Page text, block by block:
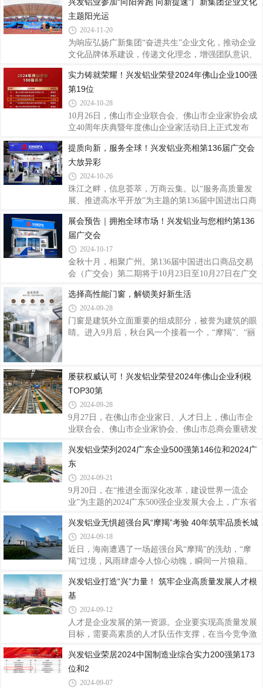
主要依据进行测序，并由专家审核委员会审定发布。
自2013年启动评选以来，已连续举办12年，每年度发
布
材制造商之一，也是国家制造业单项冠军企业和广东
省战略性产业集群重点产业链“链主”企业，长期坚守
实业，立足主业，打造绿色现代数智化铝挤压产业
链，本次携带多款高品质系统门窗、铝型材产品及解
决方案集中展示兴发铝业智造的创新成果和实力，深
链为主题的国家级展会，致力于推动全球产业链供应
链的合作与发展。兴发铝业紧抓全球市场
主题阳光运
2024-11-20
为响应弘扬广新集团“奋进共生”企业文化，推动企业
文化品牌体系建设，传递文化理念，增强团队意识、
向新提速”广新集团企业文化主题阳光运动节，丰富
员工体育文化生活，提高员工的凝聚力与向心力，
在“友谊第一，比赛第二”的体育运动精神中奋发向
上，共同参与和见证每一个精彩瞬间，携手共绘美
好“兴”篇章。伴随着激昂的开场表演，迎着阳光，踏
着笑容，以饱满的姿态依次登场，坚定的步伐，整齐
的队伍，多彩的演绎，亮点纷呈，每一个节拍
实力铸就荣耀！兴发铝业荣登2024年佛山企业100强
第19位
2024-10-28
10月26日，佛山市企业联合会、佛山市企业家协会成
立40周年庆典暨年度佛山企业家活动日上正式发布
企业100强三个榜单及佛山骨干企业调研成果，兴发
铝业凭借稳健的经营业绩和强大的综合实力，荣登
2024年佛山企业100强第19位、佛山制造业企业100强
第10位。兴发铝业40年来始终坚持“客户为本、品质
为纲、创新引领、匠心智造”的核心价值观，坚守实
产业链“链主”企业引领作用，不断强化产业链优势，
积极围绕产业链部署创新链，规范公司治理，稳健
提质向新，服务全球！兴发铝业亮相第136届广交会
大放异彩
2024-10-26
珠江之畔，信息荟萃，万商云集。以“服务高质量发
展、推进高水平开放”为主题的第136届中国进出口商
发铝业作为广交会参展的常客，聚焦全球市场需求，
深挖外贸发展潜力，积极亮相释放创新活力迎客来，
为全球用户提供高品质的系统门窗产品及解决方案，
以专业品质服务和产品硬实力向世界展示中国品牌的
风采，加速品牌全球化步伐。兴发铝业40年来始终坚
趋势变局而成长，以“客户为本、品质为纲、创新引
领、匠心智造”的核心价值观在国际市场上
展会预告｜拥抱全球市场！兴发铝业与您相约第136
届广交会
2024-10-17
金秋十月，相聚广州。第136届中国进出口商品交易
会（广交会）第二期将于10月23日至10月27日在广交
放”为主题。兴发铝业一直深耕布局海外市场，拥抱
全球促发展，此次兴发铝业展位号：B区12.1C29-
30,D13-14诚邀各位新老客户、海内外客商莅临参
观，交流创新思维，共襄贸易盛举。兴发铝业作为集
智能化、可循环铝挤压产业链，产品远销全球多个国
家和
选择高性能门窗，解锁美好新生活
2024-09-28
门窗是建筑外立面重要的组成部分，被誉为建筑的眼
睛。进入9月后，秋台风一个接着一个，“摩羯”、“丽
验。· Part.01·型材是门窗的根基坚固耐用，让生活更
美好门窗的性能与其材质息息相关。优质的门窗型材
具备良好的硬度、强度和耐腐蚀性，能够在恶劣天气
下保持稳定，为我们的家园提供坚固的防护。兴发系
统门窗选用优质铝型材，强度更高、耐腐蚀性更强，
屡获权威认可！兴发铝业荣登2024年佛山企业利税
TOP30第
2024-09-28
9月27日，在佛山市企业家日、人才日上，佛山市企
业联合会、佛山市企业家协会、佛山市总商会重磅发
TOP30、科技创新TOP30、国际化TOP30三个名单正
式发布。兴发铝业荣登2024年佛山企业利税TOP30第
14位、科技创新TOP30第21位、国际化TOP30第9
位。兴发铝业作为1984年创立于佛山的铝挤压行业知
名品牌上市企业，始终秉持“勤奋进取、开拓创新、
牌，积极开拓国内外市场，在复杂的经济形势下依旧
保持业绩平稳增长，守法经营、依法纳税，展示了良
好的社会形
兴发铝业荣列2024广东企业500强第146位和2024广
东
2024-09-21
9月20日，在“推进全面深化改革，建设世界一流企
业”为主题的2024广东500强企业发展大会上，广东省
500强及行业百强榜。兴发铝业在2024广东企业500强
榜单荣列第146位、2024广东制造业企业100强榜单荣
列第63位，再次展现了兴发铝业的强劲实力。据了
解，广东企业500强及行业百强榜由广东省企业联合
企业联合会的指导下，在有关部门、企联组织、行业
协会的大力支持下，参照国际通行做法，本次以2023
年企业营业收入为基本标准作出排序，真实地反映广
兴发铝业无惧超强台风“摩羯”考验 40年筑牢品质长城
2024-09-18
近日，海南遭遇了一场超强台风“摩羯”的洗劫，“摩
羯”过境，风雨肆虐令人惊心动魄，瞬间一片狼藉。
根拔起，多台风机被吹断，海口、文昌两地直接经济
损失近600亿元。整个城市被台风蹂躏得满目苍夷，
成为建国以来登录我国大陆地区最强的秋台风，登录
时最大风力在17级以上。海南作为兴发铝业在全国销
售布局的其中一个站点，在超强台风的摧残下，海南
掉落。在放眼一片残局的景象中，风雨洗礼出真正过
硬品质，此次台风登陆地海南使用兴发铝业产
兴发铝业打造“兴”力量！ 筑牢企业高质量发展人才根
基
2024-09-12
人才是企业发展的第一资源。企业要实现高质量发展
目标，需要高素质的人才队伍作支撑，在当今竞争激
的关键。兴发铝业经过40年的发展，培养了一支多层
次、高素质的人才队伍，为企业的高质量发展注入了
强劲动力，赢得了广泛的社会赞誉和良好信誉。一直
兴发铝业荣居2024中国制造业综合实力200强第173
位和2
2024-09-07